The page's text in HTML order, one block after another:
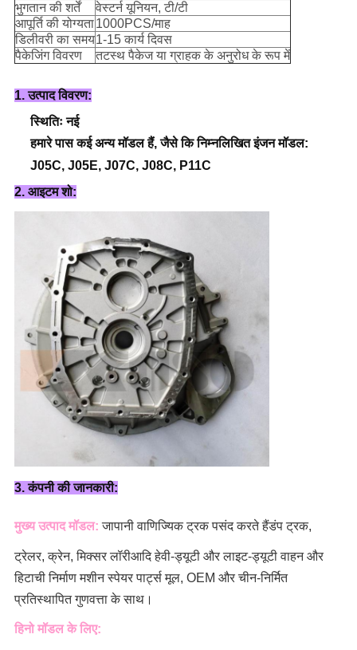
भुगतान की शर्तें
वेस्टर्न यूनियन, टी/टी
आपूर्ति की योग्यता1000PCS/माह
डिलीवरी का समय1-15 कार्य दिवस
पैकेजिंग विवरण
तटस्थ पैकेज या ग्राहक के अनुरोध के रूप में
1. उत्पाद विवरण:
स्थितिः नई
हमारे पास कई अन्य मॉडल हैं, जैसे कि निम्नलिखित इंजन मॉडल:
J05C, J05E, J07C, J08C, P11C
2. आइटम शो:
3. कंपनी की जानकारी:
मुख्य उत्पाद मॉडल: जापानी वाणिज्यिक ट्रक पसंद करते हैंडंप ट्रक,
ट्रेलर, क्रेन, मिक्सर लॉरीआदि हेवी-ड्यूटी और लाइट-ड्यूटी वाहन और
हिटाची निर्माण मशीन स्पेयर पार्ट्स मूल, OEM और चीन-निर्मित
प्रतिस्थापित गुणवत्ता के साथ।
हिनो मॉडल के लिए: